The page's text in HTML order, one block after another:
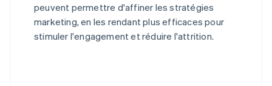
peuvent permettre d'affiner les stratégies
marketing, en les rendant plus efficaces pour
stimuler l'engagement et réduire l'attrition.